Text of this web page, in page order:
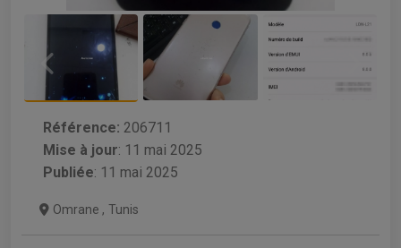
Référence: 206711
Mise à jour: 11 mai 2025
Publiée: 11 mai 2025
Omrane , Tunis